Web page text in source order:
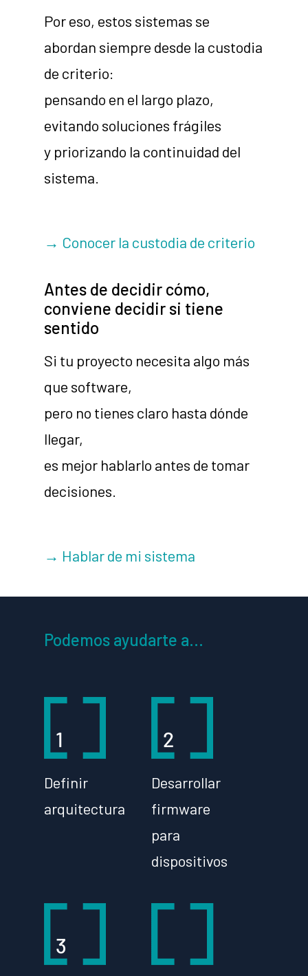
Por eso, estos sistemas se
abordan siempre desde la custodia
de criterio:
pensando en el largo plazo,
evitando soluciones frágiles
y priorizando la continuidad del
sistema.
→ Conocer la custodia de criterio
Antes de decidir cómo,
conviene decidir si tiene
sentido
Si tu proyecto necesita algo más
que software,
pero no tienes claro hasta dónde
llegar,
es mejor hablarlo antes de tomar
decisiones.
→ Hablar de mi sistema
Podemos ayudarte a…
Definir
arquitectura
Desarrollar
firmware
para
dispositivos